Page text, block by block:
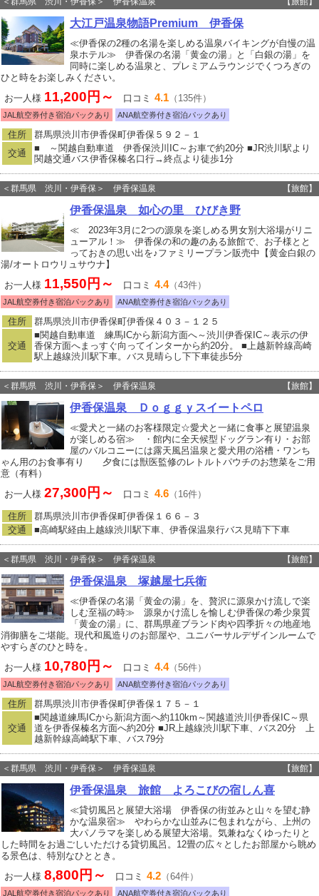
大江戸温泉物語Premium 伊香保
≪伊香保の2種の名湯を楽しめる温泉バイキングが自慢の温
泉ホテル≫ 伊香保の名湯「黄金の湯」と「白銀の湯」を
同時に楽しめる温泉と、プレミアムラウンジでくつろぎの
ひと時をお楽しみください。
お一人様 11,200円～ 口コミ 4.1 （135件）
JAL航空券付き宿泊パックあり ANA航空券付き宿泊パックあり
住所
群馬県渋川市伊香保町伊香保５９２－１
交通
■ ～関越自動車道 伊香保渋川IC～お車で約20分 ■JR渋川駅より
関越交通バス伊香保榛名口行→終点より徒歩1分
＜群馬県 渋川・伊香保＞ 伊香保温泉 【旅館】
伊香保温泉 如心の里 ひびき野
≪ 2023年3月に2つの源泉を楽しめる男女別大浴場がリニ
ューアル！≫ 伊香保の和の趣のある旅館で、お子様とと
っておきの思い出を♪ファミリープラン販売中【黄金白銀の
湯/オートロウリュサウナ】
お一人様 11,550円～ 口コミ 4.4（43件）
JAL航空券付き宿泊パックあり ANA航空券付き宿泊パックあり
住所 群馬県渋川市伊香保町伊香保４０３－１２５
交通
■関越自動車道 練馬ICから新潟方面へ～渋川伊香保IC～表示の伊
香保方面へまっすぐ向ってインターから約20分。 ■上越新幹線高崎
駅上越線渋川駅下車。バス見晴らし下下車徒歩5分
＜群馬県 渋川・伊香保＞ 伊香保温泉 【旅館】
伊香保温泉 Ｄｏｇｇｙスイートペロ
≪愛犬と一緒のお客様限定☆愛犬と一緒に食事と展望温泉
が楽しめる宿≫ ・館内に全天候型ドッグラン有り・お部
屋のバルコニーには露天風呂温泉と愛犬用の浴槽・ワンち
ゃん用のお食事有り 夕食には獣医監修のレトルトパウチのお惣菜をご用
意（有料）
お一人様 27,300円～ 口コミ 4.6 （16件）
住所
群馬県渋川市伊香保町伊香保１６６－３
交通
■高崎駅経由上越線渋川駅下車、伊香保温泉行バス見晴下下車
＜群馬県 渋川・伊香保＞ 伊香保温泉 【旅館】
伊香保温泉 塚越屋七兵衛
≪伊香保の名湯「黄金の湯」を、贅沢に源泉かけ流しで楽
しむ至福の時≫ 源泉かけ流しを愉しむ伊香保の希少泉質
「黄金の湯」に、群馬県産ブランド肉や四季折々の地産地
消御膳をご堪能。現代和風造りのお部屋や、ユニバーサルデザインルームで
やすらぎのひと時を。
お一人様 10,780円～ 口コミ 4.4（56件）
JAL航空券付き宿泊パックあり ANA航空券付き宿泊パックあり
住所 群馬県渋川市伊香保町伊香保１７５－１
交通
■関越道練馬ICから新潟方面へ約110km～関越道渋川伊香保IC～県
道を伊香保榛名方面へ約20分 ■JR上越線渋川駅下車、バス20分 上
越新幹線高崎駅下車、バス79分
＜群馬県 渋川・伊香保＞ 伊香保温泉 【旅館】
伊香保温泉 旅館 よろこびの宿しん喜
≪貸切風呂と展望大浴場 伊香保の街並みと山々を望む静
かな温泉宿≫ やわらかな山並みに包まれながら、上州の
大パノラマを楽しめる展望大浴場。気兼ねなくゆったりと
した時間をお過ごしいただける貸切風呂。12畳の広々としたお部屋から眺め
る景色は、特別なひととき。
お一人様 8,800円～ 口コミ 4.2 （64件）
JAL航空券付き宿泊パックあり ANA航空券付き宿泊パックあり